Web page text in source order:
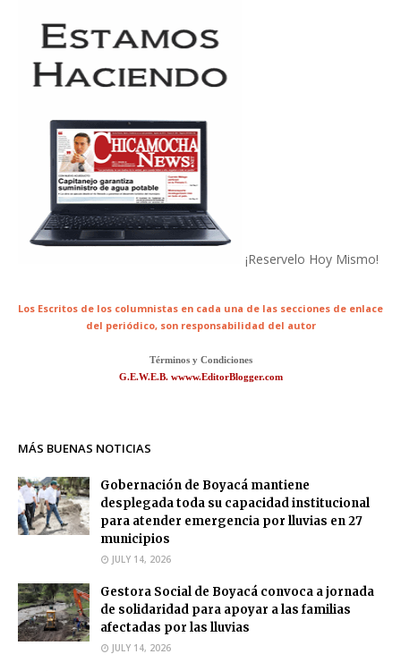
¡Reservelo Hoy Mismo!
Los Escritos de los columnistas en cada una de las secciones de enlace
del periódico, son responsabilidad del autor
Términos y Condiciones
G.E.W.E.B. wwww.EditorBlogger.com
MÁS BUENAS NOTICIAS
Gobernación de Boyacá mantiene
desplegada toda su capacidad institucional
para atender emergencia por lluvias en 27
municipios
JULY 14, 2026
Gestora Social de Boyacá convoca a jornada
de solidaridad para apoyar a las familias
afectadas por las lluvias
JULY 14, 2026